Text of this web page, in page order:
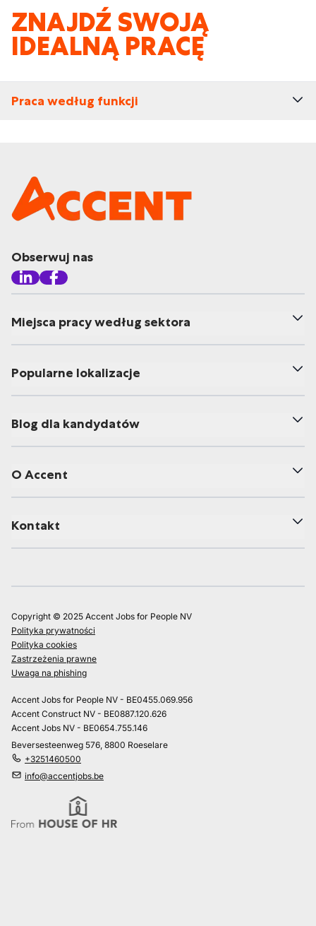
ZNAJDŹ SWOJĄ
IDEALNĄ PRACĘ
Praca według funkcji
Obserwuj nas
Miejsca pracy według sektora
Popularne lokalizacje
Blog dla kandydatów
O Accent
Kontakt
Copyright © 2025 Accent Jobs for People NV
Polityka prywatności
Polityka cookies
Zastrzeżenia prawne
Uwaga na phishing
Accent Jobs for People NV - BE0455.069.956
Accent Construct NV - BE0887.120.626
Accent Jobs NV - BE0654.755.146
Beversesteenweg 576, 8800 Roeselare
+3251460500
info@accentjobs.be